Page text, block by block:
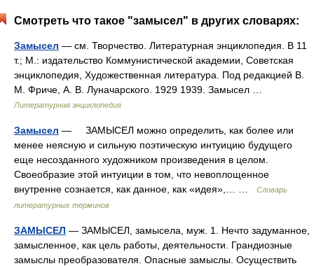
Смотреть что такое "замысел" в других словарях:
Замысел — см. Творчество. Литературная энциклопедия. В 11
т.; М.: издательство Коммунистической академии, Советская
энциклопедия, Художественная литература. Под редакцией В.
М. Фриче, А. В. Луначарского. 1929 1939. Замысел …
Литературная энциклопедия
Замысел — ЗАМЫСЕЛ можно определить, как более или
менее неясную и сильную поэтическую интуицию будущего
еще несозданного художником произведения в целом.
Своеобразие этой интуиции в том, что невоплощенное
внутренне сознается, как данное, как «идея»,… …
Словарь
литературных терминов
ЗАМЫСЕЛ — ЗАМЫСЕЛ, замысела, муж. 1. Нечто задуманное,
замысленное, как цель работы, деятельности. Грандиозные
замыслы преобразователя. Опасные замыслы. Осуществить